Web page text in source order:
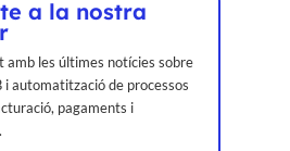
a la nostra
amb les últimes notícies sobre
i automatització de processos
pagaments i